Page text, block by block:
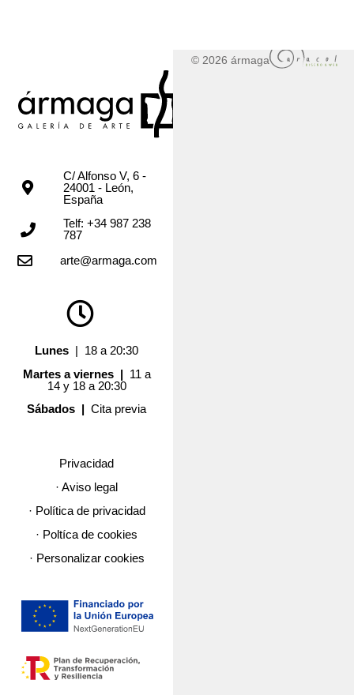
C/ Alfonso V, 6 -
24001 - León,
España
Telf: +34 987 238
787
arte@armaga.com
Lunes | 18 a 20:30
Martes a viernes | 11 a
14 y 18 a 20:30
Sábados |Cita previa
Privacidad
· Aviso legal
· Política de privacidad
· Poltíca de cookies
· Personalizar cookies
© 2026 ármaga